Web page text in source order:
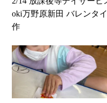
oki万野原新田 バレンタ
作